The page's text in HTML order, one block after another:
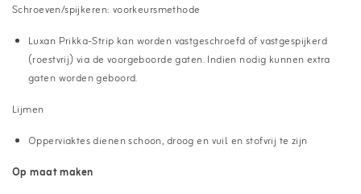
Schroeven/spijkeren: voorkeursmethode
Luxan Prikka-Strip kan worden vastgeschroefd of vastgespijkerd
(roestvrij) via de voorgeboorde gaten. Indien nodig kunnen extra
gaten worden geboord.
Lijmen
Opperviaktes dienen schoon, droog en vuil en stofvrij te zijn
Op maat maken